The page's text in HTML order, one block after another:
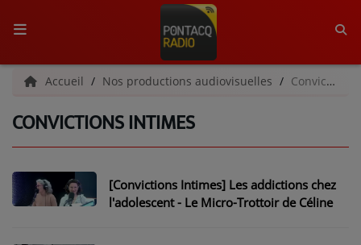
ACCUEIL
RADIO
L'ÉQUIPE
Accueil Nos productions audiovisuelles Convictions Intimes
CONVICTIONS INTIMES
[Convictions Intimes] Les addictions chez
l'adolescent - Le Micro-Trottoir de Céline